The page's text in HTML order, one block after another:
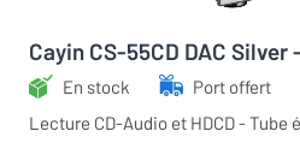
Cayin CS-55CD DAC
En stock
Port offert
Lecture CD-Audio et HDCD - Tube